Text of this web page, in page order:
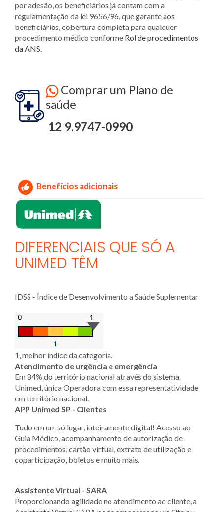
por adesão, os beneficiários já contam com a
regulamentação da lei 9656/96, que garante aos
beneficiários, cobertura completa para qualquer
procedimento médico conforme Rol de procedimentos
da ANS.
Comprar um Plano de
saúde
12 9.9747-0990
Benefícios adicionais
DIFERENCIAIS QUE SÓ A
UNIMED TÊM
IDSS - Índice de Desenvolvimento a Saúde Suplementar
1, melhor índice da categoria.
Atendimento de urgência e emergência
Em 84% do território nacional através do sistema
Unimed, única Operadora com essa representatividade
em território nacional.
APP Unimed SP - Clientes
Tudo em um só lugar, inteiramente digital! Acesso ao
Guia Médico, acompanhamento de autorização de
procedimentos, cartão virtual, extrato de utilização e
coparticipação, boletos e muito mais.
Assistente Virtual - SARA
Proporcionando agilidade no atendimento ao cliente, a